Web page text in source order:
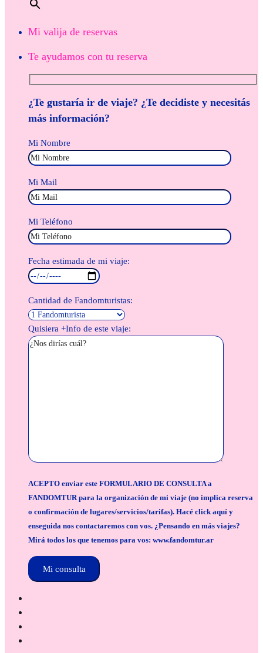
Mi valija de reservas
Te ayudamos con tu reserva
¿Te gustaría ir de viaje? ¿Te decidiste y necesitás
más información?
Mi Nombre
Mi Mail
Mi Teléfono
Fecha estimada de mi viaje:
Cantidad de Fandomturistas:
Quisiera +Info de este viaje:
ACEPTO enviar este FORMULARIO DE CONSULTA a
FANDOMTUR para la organización de mi viaje (no implica reserva
o confirmación de lugares/servicios/tarifas). Hacé click aquí y
enseguida nos contactaremos con vos. ¿Pensando en más viajes?
Mirá todos los que tenemos para vos: www.fandomtur.ar